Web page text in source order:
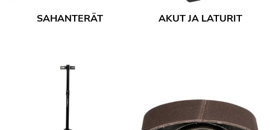
SAHANTERÄT AKUT JA LATURIT